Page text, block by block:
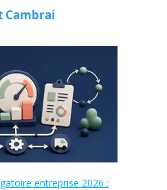
Cambrai
entreprise 2026 :